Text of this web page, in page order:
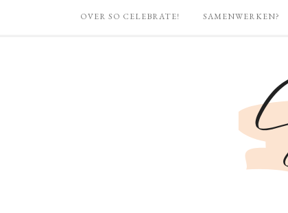
OVER SO CELEBRATE! SAMENWERKEN?